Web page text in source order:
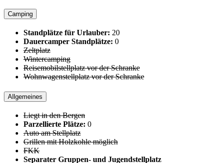
Camping
Standplätze für Urlauber: 20
Dauercamper Standplätze: 0
Zeltplatz
Wintercamping
Reisemobilstellplatz vor der Schranke
Wohnwagenstellplatz vor der Schranke
Allgemeines
Liegt in den Bergen
Parzellierte Plätze: 0
Auto am Stellplatz
Grillen mit Holzkohle möglich
FKK
Separater Gruppen- und Jugendstellplatz